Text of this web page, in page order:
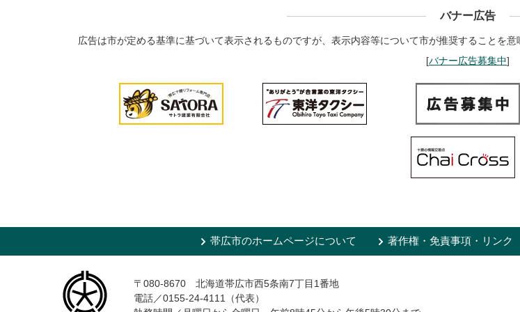
バナー広告
広告は市が定める基準に基づいて表示されるものですが、表示内容等について市が推奨することを
[バナー広告募集中]
帯広市のホームページについて 著作権・免責事項・リンク
〒080-8670 北海道帯広市西5条南7丁目1番地
電話／0155-24-4111（代表）